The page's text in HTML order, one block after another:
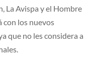
La Avispa y el Hombre
con los nuevos
que no les considera a